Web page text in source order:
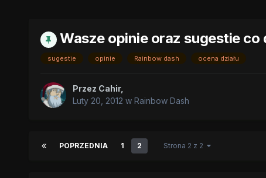
Wasze opinie oraz sugestie co
sugestie opinie Rainbow dash ocena działu
Przez Cahir,
Luty 20, 2012 w Rainbow Dash
POPRZEDNIA 1 2 Strona 2 z 2